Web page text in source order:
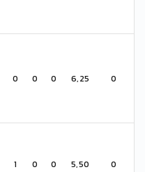
0 0 0 6,25 0
1 0 0 5,50 0